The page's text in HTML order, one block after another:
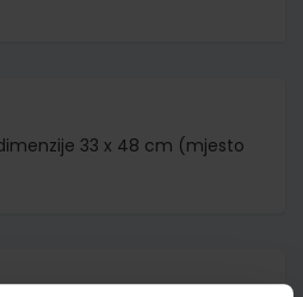
33 x 48 cm (mjesto